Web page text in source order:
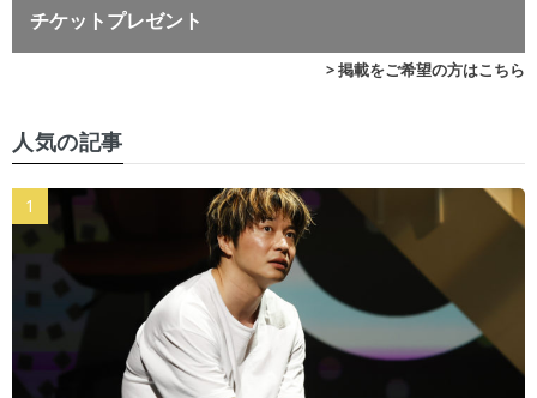
チケットプレゼント
> 掲載をご希望の方はこちら
人気の記事